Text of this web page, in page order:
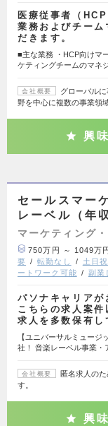
医療従事者（
業務およびチーム
だきます。
■主な業務 ・HCP向けマ
ケティングチームのマネ
会社概要
グローバル
野を中心に複数の事業領
興
セールスマー
レーベル（年
マーケティング
750万円 ～ 1049万
要
転勤なし 土日
ートワーク可能
副業
パソナキャリアが
こちらの求人案件
求人を多数保有
【ユニバーサルミュージ
社！ 音楽レーベル事業
会社概要
匿名求人の
す。
興